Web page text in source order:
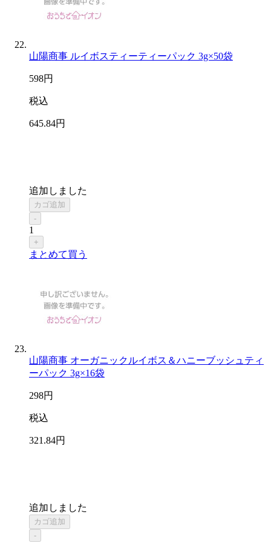
山陽商事 ルイボスティーティーパック 3g×50袋
598円
税込
645.84円
追加しました
カゴ追加
-
1
+
まとめて買う
山陽商事 オーガニックルイボス＆ハニーブッシュティ
ーパック 3g×16袋
298円
税込
321 .84円
追加しました
カゴ追加
-